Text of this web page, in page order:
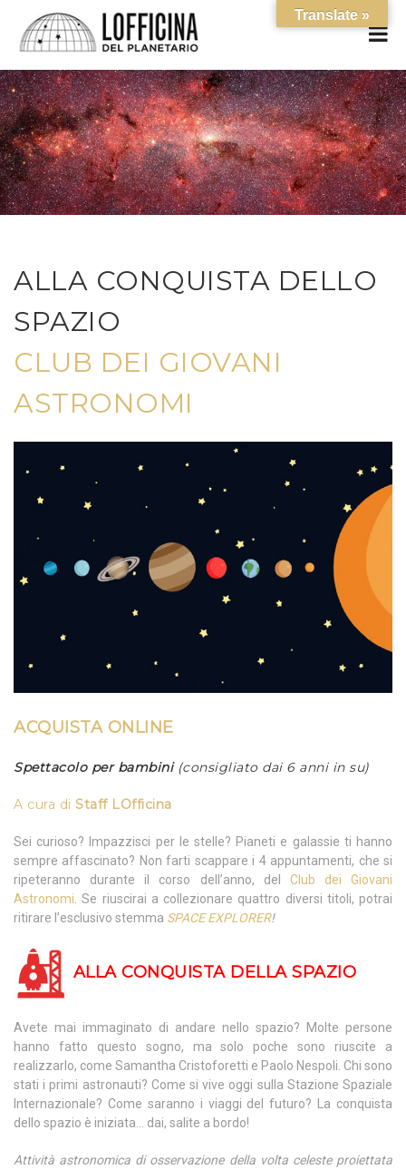
ALLA CONQUISTA DELLO
SPAZIO
CLUB DEI GIOVANI
ASTRONOMI
ACQUISTA ONLINE
Spettacolo per bambini (consigliato dai 6 anni in su)
A cura di Staff LOfficina
Sei curioso? Impazzisci per le stelle? Pianeti e galassie ti hanno
sempre affascinato? Non farti scappare i 4 appuntamenti, che si
ripeteranno durante il corso dell’anno, del Club dei Giovani
Astronomi. Se riuscirai a collezionare quattro diversi titoli, potrai
ritirare l’esclusivo stemma SPACE EXPLORER!
ALLA CONQUISTA DELLA SPAZIO
Avete mai immaginato di andare nello spazio? Molte persone
hanno fatto questo sogno, ma solo poche sono riuscite a
realizzarlo, come Samantha Cristoforetti e Paolo Nespoli. Chi sono
stati i primi astronauti? Come si vive oggi sulla Stazione Spaziale
Internazionale? Come saranno i viaggi del futuro? La conquista
dello spazio è iniziata… dai, salite a bordo!
Attività astronomica di osservazione della volta celeste proiettata
Translate »